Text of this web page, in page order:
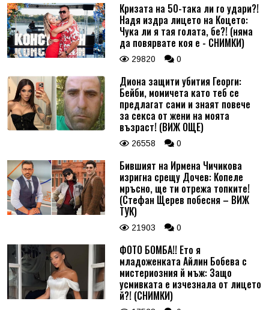
Кризата на 50-така ли го удари?!
Надя издра лицето на Коцето:
Чука ли я тая голата, бе?! (няма
да повярвате коя е - СНИМКИ)
29820 0
Диона защити убития Георги:
Бейби, момичета като теб се
предлагат сами и знаят повече
за секса от жени на моята
възраст! (ВИЖ ОЩЕ)
26558 0
Бившият на Ирмена Чичикова
изригна срещу Дочев: Копеле
мръсно, ще ти отрежа топките!
(Стефан Щерев побесня – ВИЖ
ТУК)
21903 0
ФОТО БОМБА!! Ето я
младоженката Айлин Бобева с
мистериозния й мъж: Защо
усмивката е изчезнала от лицето
й?! (СНИМКИ)